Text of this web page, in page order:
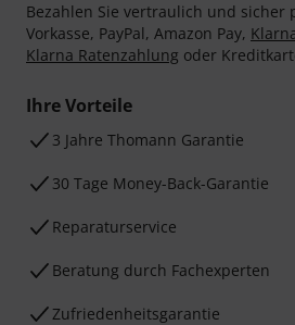
Bezahlen Sie vertraulich und sicher
Vorkasse, PayPal, Amazon Pay,
Klarna Ratenzahlung oder
Ihre Vorteile
3 Jahre Thomann Garantie
30 Tage Money-Back-Garantie
Reparaturservice
Beratung durch Fachexperten
Zufriedenheitsgarantie